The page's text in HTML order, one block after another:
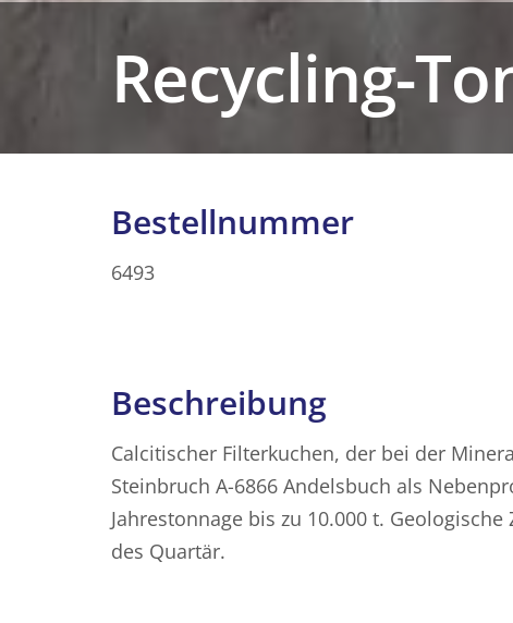
Recycling-
Bestellnummer
6493
Beschreibung
Calcitischer Filterkuchen, der bei der
Steinbruch A-6866 Andelsbuch als
Jahrestonnage bis zu 10.000 t.
des Quartär.